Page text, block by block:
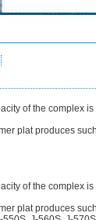
of the complex
plat produces
of the complex
plat produces